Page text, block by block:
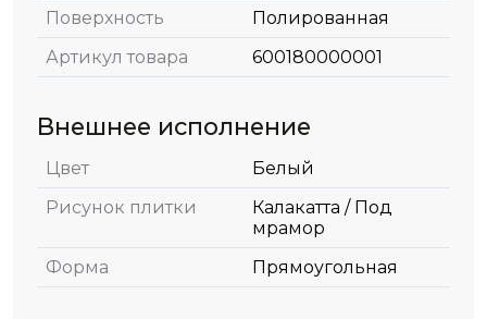
Поверхность
Полированная
Артикул товара
600180000001
Внешнее исполнение
Цвет
Белый
Рисунок плитки
Калакатта / Под
мрамор
Форма
Прямоугольная